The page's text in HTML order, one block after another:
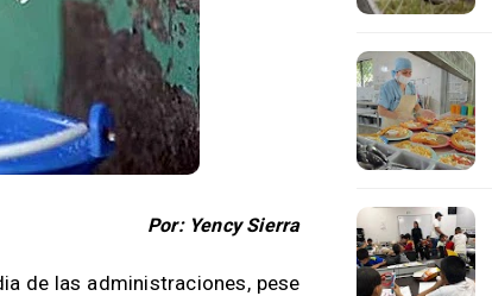
Por: Yency Sierra
de las administraciones, pese